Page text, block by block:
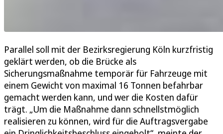
Parallel soll mit der Bezirksregierung Köln kurzfristig
geklärt werden, ob die Brücke als
Sicherungsmaßnahme temporär für Fahrzeuge mit
einem Gewicht von maximal 16 Tonnen befahrbar
gemacht werden kann, und wer die Kosten dafür
trägt. „Um die Maßnahme dann schnellstmöglich
realisieren zu können, wird für die Auftragsvergabe